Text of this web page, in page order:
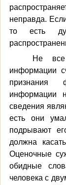
неправда.
то есть
Не все
информации
признания
информации
сведения
есть они
подрывают
должна
Оценочные
обидные
человека с